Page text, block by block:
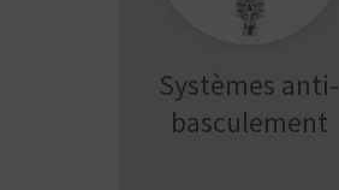
Systèmes anti-
basculement